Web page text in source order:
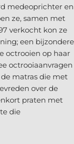
medeoprichter en
ze, samen met
verkocht kon ze
een bijzondere
octrooien op haar
octrooiaanvragen
matras die met
over de
praten met
die